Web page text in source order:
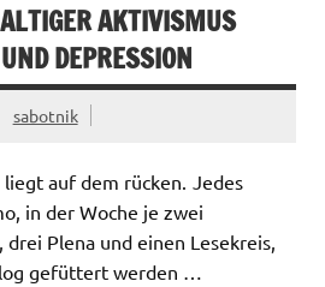
AKTIVISMUS
DEPRESSION
sabotnik
Jedes
in der Woche je zwei
Plena und einen Lesekreis,
gefüttert werden …